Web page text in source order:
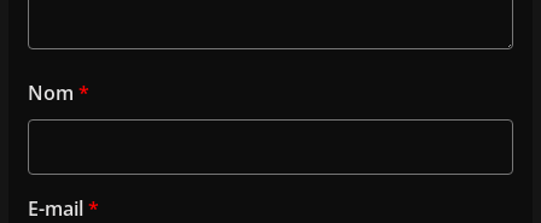
Nom *
E-mail*